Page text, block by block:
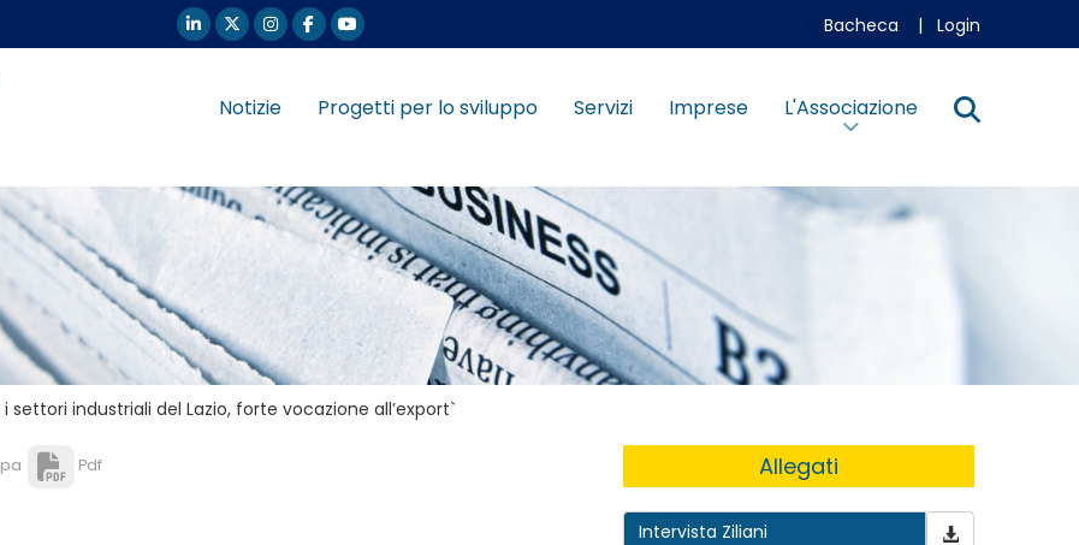
Bacheca | Login
Notizie Progetti per lo sviluppo Servizi Imprese L'Associazione
settori industriali del Lazio, forte vocazione all’export`
Pdf Allegati
Intervista Ziliani